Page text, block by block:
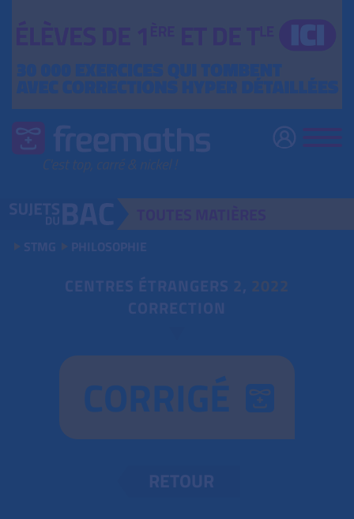
STMG PHILOSOPHIE
CENTRES ÉTRANGERS 2, 2022
CORRECTION
CORRIGÉ
RETOUR